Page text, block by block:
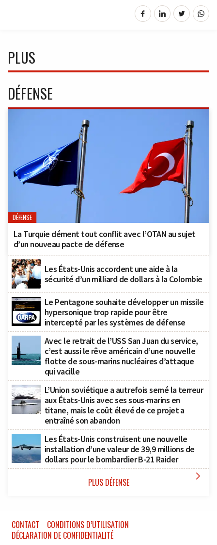
PLUS
DÉFENSE
DÉFENSE
La Turquie dément tout conflit avec l’OTAN au sujet
d’un nouveau pacte de défense
Les États-Unis accordent une aide à la
sécurité d’un milliard de dollars à la Colombie
Le Pentagone souhaite développer un missile
hypersonique trop rapide pour être
intercepté par les systèmes de défense
Avec le retrait de l’USS San Juan du service,
c’est aussi le rêve américain d’une nouvelle
flotte de sous-marins nucléaires d’attaque
qui vacille
L’Union soviétique a autrefois semé la terreur
aux États-Unis avec ses sous-marins en
titane, mais le coût élevé de ce projet a
entraîné son abandon
Les États-Unis construisent une nouvelle
installation d’une valeur de 39,9 millions de
dollars pour le bombardier B-21 Raider
PLUS DÉFENSE 
CONTACT
CONDITIONS D’UTILISATION
DÉCLARATION DE CONFIDENTIALITÉ